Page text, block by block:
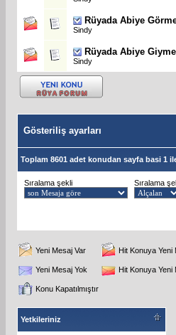
Rüyada Abiye
Sindy
Rüyada Abiye
Sindy
Gösteriliş ayarları
Toplam 8601 adet konudan sayfa basi 1
Sıralama şekli Sıralama
Yeni Mesaj Var Hit Konuya Yeni
Yeni Mesaj Yok Hit Konuya Yeni
Konu Kapatılmıştır
Yetkileriniz